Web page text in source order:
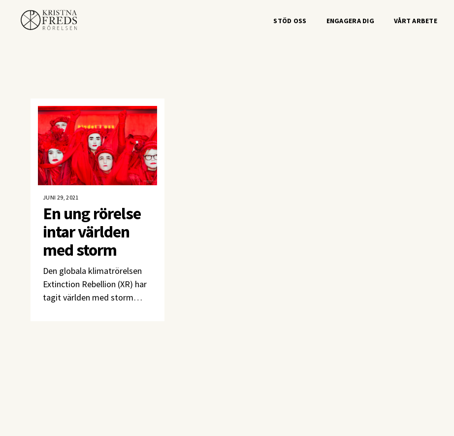
STÖD OSS ENGAGERA DIG VÅRT ARBETE
JUNI 29, 2021
En ung rörelse
intar världen
med storm
Den globala klimatrörelsen
Extinction Rebellion (XR) har
tagit världen med storm